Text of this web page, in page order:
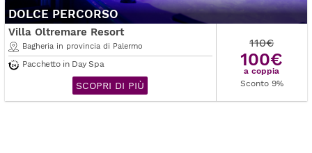
DOLCE PERCORSO
Villa Oltremare Resort
Bagheria in provincia di Palermo
Pacchetto in Day Spa
SCOPRI DI PIÙ
110€
100€
a coppia
Sconto 9%